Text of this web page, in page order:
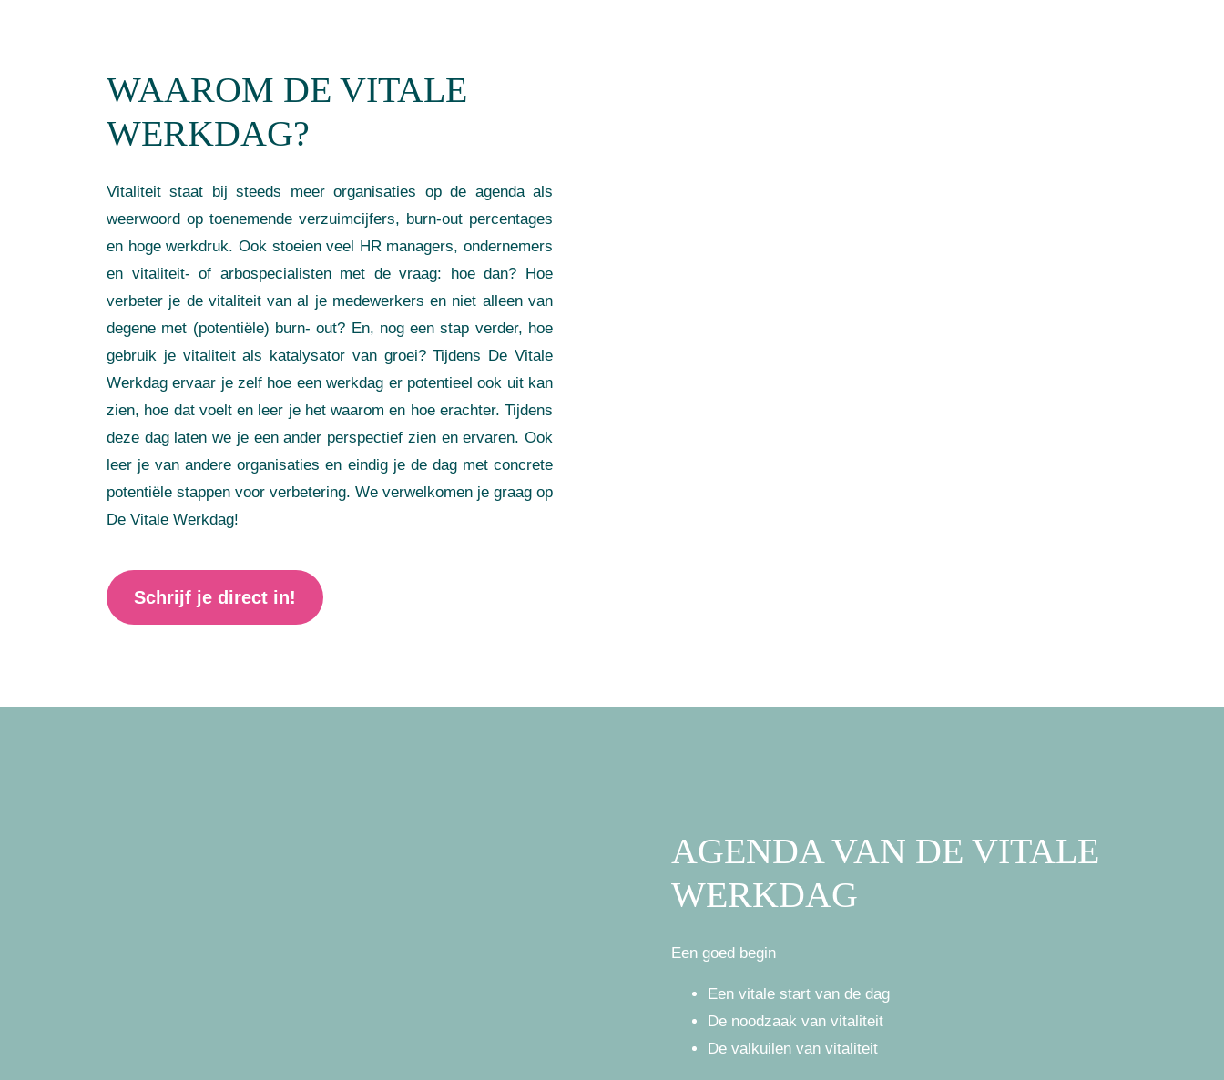
WAAROM DE VITALE
WERKDAG?
Vitaliteit staat bij steeds meer organisaties op de agenda als
weerwoord op toenemende verzuimcijfers, burn-out percentages
en hoge werkdruk. Ook stoeien veel HR managers, ondernemers
en vitaliteit- of arbospecialisten met de vraag: hoe dan? Hoe
verbeter je de vitaliteit van al je medewerkers en niet alleen van
degene met (potentiële) burn- out? En, nog een stap verder, hoe
gebruik je vitaliteit als katalysator van groei? Tijdens De Vitale
Werkdag ervaar je zelf hoe een werkdag er potentieel ook uit kan
zien, hoe dat voelt en leer je het waarom en hoe erachter. Tijdens
deze dag laten we je een ander perspectief zien en ervaren. Ook
leer je van andere organisaties en eindig je de dag met concrete
potentiële stappen voor verbetering. We verwelkomen je graag op
De Vitale Werkdag!
Schrijf je direct in!
AGENDA VAN DE VITALE
WERKDAG
Een goed begin
Een vitale start van de dag
De noodzaak van vitaliteit
De valkuilen van vitaliteit